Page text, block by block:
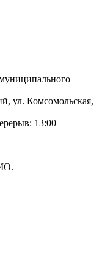
ул. Комсомольская,
13:00 —